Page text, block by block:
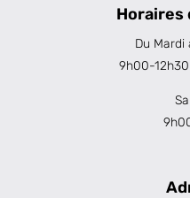
Horaires
Du Mardi
9h00-